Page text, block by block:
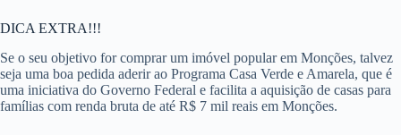
DICA EXTRA!!!
Se o seu objetivo for comprar um imóvel popular em Monções, talvez
seja uma boa pedida aderir ao Programa Casa Verde e Amarela, que é
uma iniciativa do Governo Federal e facilita a aquisição de casas para
famílias com renda bruta de até R$ 7 mil reais em Monções.